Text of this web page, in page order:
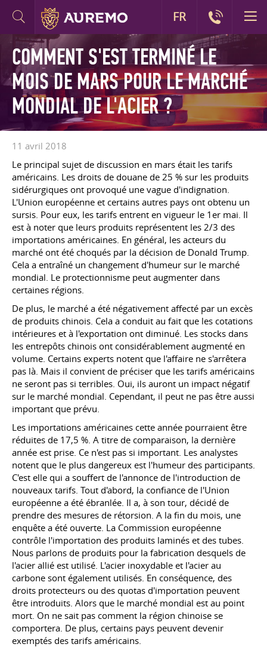
COMMENT S'EST TERMINÉ LE
MOIS DE MARS POUR LE MARCHÉ
MONDIAL DE L'ACIER ?
11 avril 2018
Le principal sujet de discussion en mars était les tarifs
américains. Les droits de douane de 25 % sur les produits
sidérurgiques ont provoqué une vague d'indignation.
L'Union européenne et certains autres pays ont obtenu un
sursis. Pour eux, les tarifs entrent en vigueur le 1er mai. Il
est à noter que leurs produits représentent les 2/3 des
importations américaines. En général, les acteurs du
marché ont été choqués par la décision de Donald Trump.
Cela a entraîné un changement d'humeur sur le marché
mondial. Le protectionnisme peut augmenter dans
certaines régions.
De plus, le marché a été négativement affecté par un excès
de produits chinois. Cela a conduit au fait que les cotations
intérieures et à l'exportation ont diminué. Les stocks dans
les entrepôts chinois ont considérablement augmenté en
volume. Certains experts notent que l'affaire ne s'arrêtera
pas là. Mais il convient de préciser que les tarifs américains
ne seront pas si terribles. Oui, ils auront un impact négatif
sur le marché mondial. Cependant, il peut ne pas être aussi
important que prévu.
Les importations américaines cette année pourraient être
réduites de 17,5 %. A titre de comparaison, la dernière
année est prise. Ce n'est pas si important. Les analystes
notent que le plus dangereux est l'humeur des participants.
C'est elle qui a souffert de l'annonce de l'introduction de
nouveaux tarifs. Tout d'abord, la confiance de l'Union
européenne a été ébranlée. Il a, à son tour, décidé de
prendre des mesures de rétorsion. A la fin du mois, une
enquête a été ouverte. La Commission européenne
contrôle l'importation des produits laminés et des tubes.
Nous parlons de produits pour la fabrication desquels de
l'acier allié est utilisé. L'acier inoxydable et l'acier au
carbone sont également utilisés. En conséquence, des
droits protecteurs ou des quotas d'importation peuvent
être introduits. Alors que le marché mondial est au point
mort. On ne sait pas comment la région chinoise se
comportera. De plus, certains pays peuvent devenir
exemptés des tarifs américains.
FR